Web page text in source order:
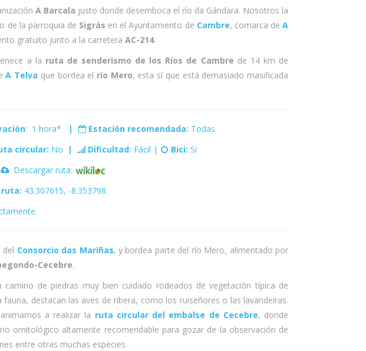
A Barcala justo donde desemboca el río da Gándara. Nosotros la
de la parroquia de Sigrás en el Ayuntamiento de Cambre, comarca de A
gratuito junto a la carretera AC-214.
a la ruta de senderismo de los Ríos de Cambre de 14 km de
A Telva que bordea el río Mero, esta sí que está demasiado masificada
: 1 hora* | Estación recomendada: Todas
circular: No | Dificultad: Fácil | Bici: Si
Descargar ruta:
ruta: 43.307615, -8.353798
del Consorcio das Mariñas, y bordea parte del río Mero, alimentado por
Cecebre.
de piedras muy bien cuidado rodeados de vegetación típica de
fauna, destacan las aves de ribera, como los ruiseñores o las lavandeiras.
a realizar la ruta circular del embalse de Cecebre, donde
ornitológico altamente recomendable para gozar de la observación de
entre otras muchas especies.